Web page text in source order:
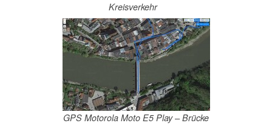
Kreisverkehr
GPS Motorola Moto E5 Play – Brücke